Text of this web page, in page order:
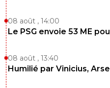
08 août , 14:00
Le PSG envoie 53 ME
08 août , 13:40
Humilié par Vinicius,